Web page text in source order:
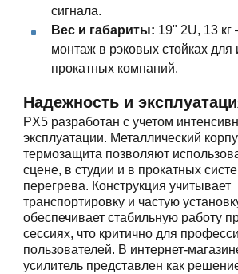
сигнала.
Вес и габариты: 19" 2U, 13
монтаж в рэковых стойках для
прокатных компаний.
Надежность и
PX5 разработан с учетом
эксплуатации. Металлический
термозащита позволяют
сцене, в студии и в прокатных
перегрева. Конструкция учитывает
транспортировку и частую
обеспечивает стабильную работу
сессиях, что критично для
пользователей. В интернет-
усилитель представлен как